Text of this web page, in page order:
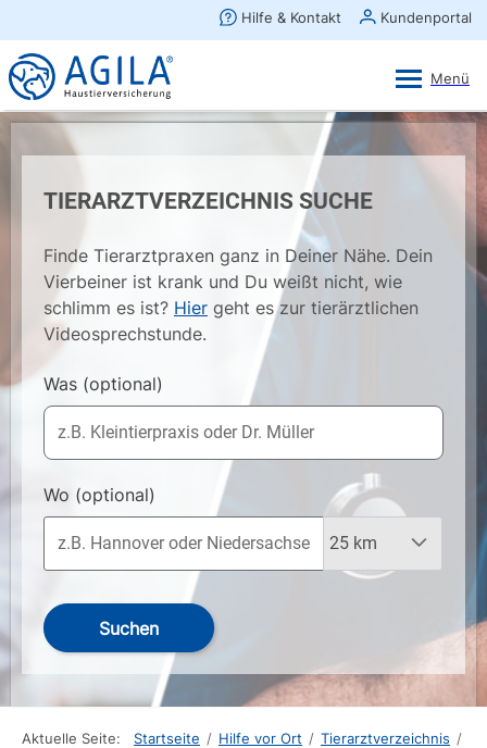
TIERARZTVERZEICHNIS SUCHE
Finde Tierarztpraxen ganz in Deiner Nähe. Dein
Vierbeiner ist krank und Du weißt nicht, wie
schlimm es ist? Hier geht es zur tierärztlichen
Videosprechstunde.
Was (optional)
Wo (optional)
Suchen
Aktuelle Seite: Startseite / Hilfe vor Ort / Tierarztverzeichnis /
×
AGILA Kunden-App
Gratis - Im Play Store laden
Ansehen